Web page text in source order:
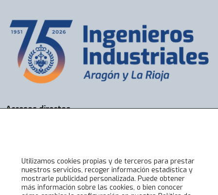
Accesos directos
Alta online
Lo último en COIIAR
Utilizamos cookies propias y de terceros para prestar
nuestros servicios, recoger información estadística y
mostrarle publicidad personalizada. Puede obtener
más información sobre las cookies, o bien conocer